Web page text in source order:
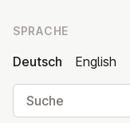
SPRACHE
Deutsch
English
Suche